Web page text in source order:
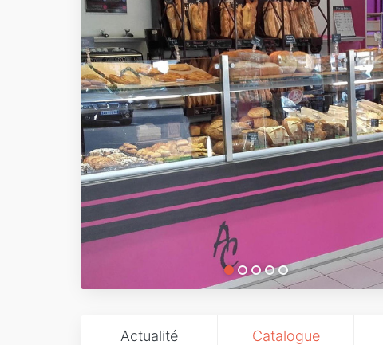
Actualité Catalogue